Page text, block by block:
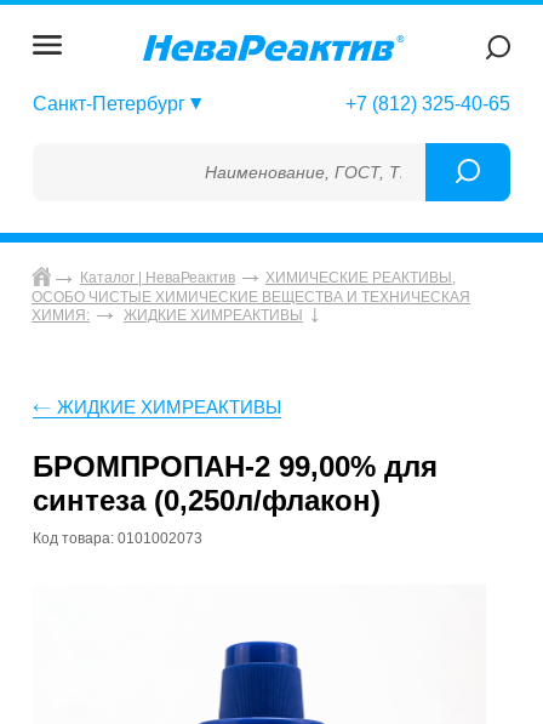
Санкт-Петербург +7 (812) 325-40-65
Наименование, ГОСТ, ТУ, ГСО, МСО, ОСО,
Каталог | НеваРеактив
ХИМИЧЕСКИЕ РЕАКТИВЫ,
ОСОБО ЧИСТЫЕ ХИМИЧЕСКИЕ ВЕЩЕСТВА И ТЕХНИЧЕСКАЯ
ХИМИЯ:
ЖИДКИЕ ХИМРЕАКТИВЫ
ЖИДКИЕ ХИМРЕАКТИВЫ
БРОМПРОПАН-2 99,00% для
синтеза (0,250л/флакон)
Код товара: 0101002073